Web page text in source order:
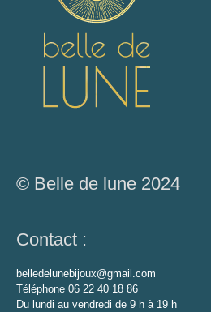
© Belle de lune 2024
Contact :
belledelunebijoux@gmail.com
Téléphone 06 22 40 18 86
Du lundi au vendredi de 9 h à 19 h